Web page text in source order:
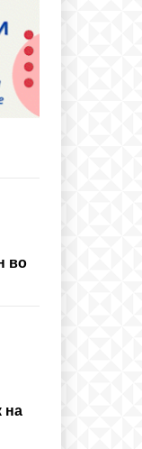
во
на